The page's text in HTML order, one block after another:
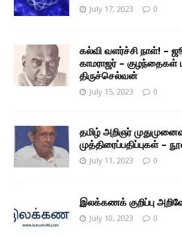
July 17, 2023 0
கல்வி வளர்ச்சி நாள்! –
காமராஜர் – குழந்தைகள்
திருச்செல்வன்
July 15, 2023 0
தமிழ் அறிஞர்
முத்திரைப்பதிப்புகள் –
July 11, 2023 0
இலக்கணக் குறிப்பு
July 10, 2023 0